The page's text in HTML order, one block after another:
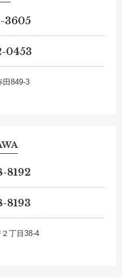
3605
0453
田849-3
8192
8193
丁目38-4